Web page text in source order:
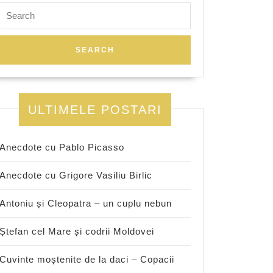
for:
ULTIMELE POSTARI
Anecdote cu Pablo Picasso
Anecdote cu Grigore Vasiliu Birlic
Antoniu și Cleopatra – un cuplu nebun
Ștefan cel Mare și codrii Moldovei
Cuvinte moștenite de la daci – Copacii